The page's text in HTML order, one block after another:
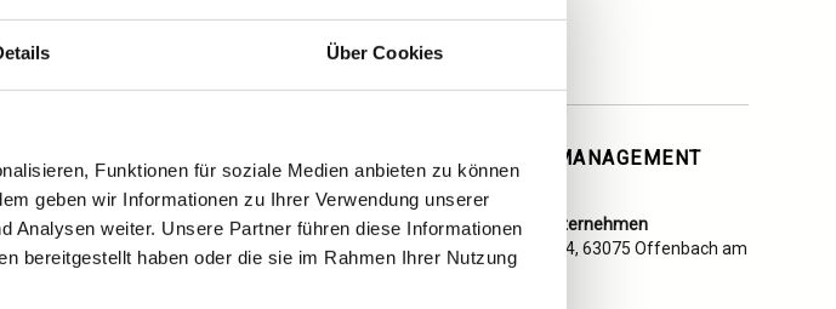
Über Cookies
Funktionen für soziale Medien anbieten zu können
geben wir Informationen zu Ihrer Verwendung unserer
Analysen weiter. Unsere Partner führen diese Informationen
bereitgestellt haben oder die sie im Rahmen Ihrer Nutzung
GEBÄUDEMANAGEMENT
Reinigungsunternehmen
Bürgeler Str. 24, 63075 Offenbach am